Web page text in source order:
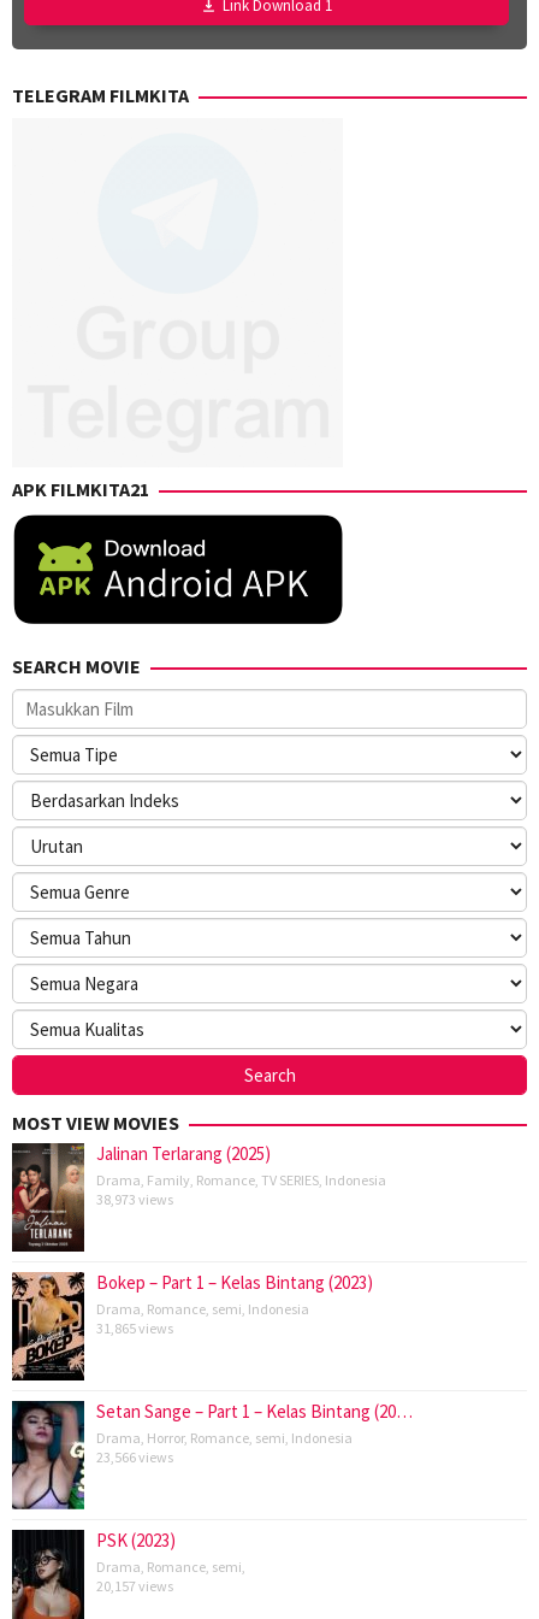
Robin
Dunne
Link Download 1
TELEGRAM FILMKITA
APK FILMKITA21
SEARCH MOVIE
MOST VIEW MOVIES
Jalinan Terlarang (2025)
Drama Family Romance TV SERIES Indonesia
38,973 views
Bokep – Part 1 – Kelas Bintang (2023)
Drama Romance semi Indonesia
31,865 views
Setan Sange – Part 1 – Kelas Bintang (20…
Drama Horror, Romance semi Indonesia
23,566 views
PSK (2023)
Drama Romance semi
20,157 views